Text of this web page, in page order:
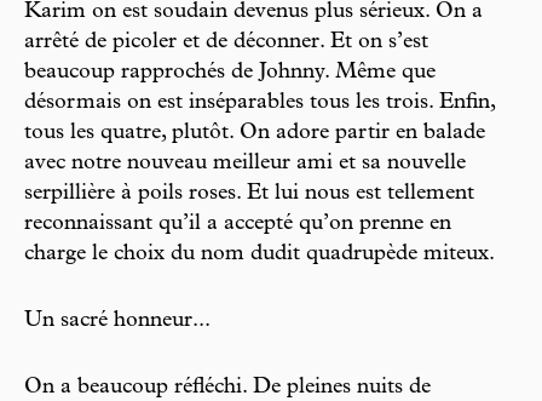
Karim on est soudain devenus plus sérieux. On a
arrêté de picoler et de déconner. Et on s’est
beaucoup rapprochés de Johnny. Même que
désormais on est inséparables tous les trois. Enfin,
tous les quatre, plutôt. On adore partir en balade
avec notre nouveau meilleur ami et sa nouvelle
serpillière à poils roses. Et lui nous est tellement
reconnaissant qu’il a accepté qu’on prenne en
charge le choix du nom dudit quadrupède miteux.
Un sacré honneur...
On a beaucoup réfléchi. De pleines nuits de